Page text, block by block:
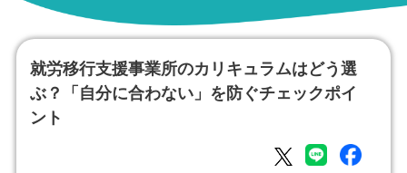
就労移行支援事業所のカリキュラムはどう選
ぶ？「自分に合わない」を防ぐチェックポイ
ント